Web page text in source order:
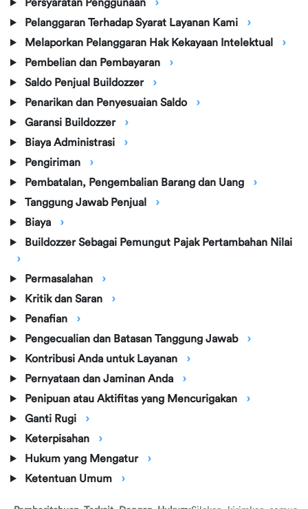
Persyaratan Penggunaan
Pelanggaran Terhadap Syarat Layanan Kami
Melaporkan Pelanggaran Hak Kekayaan Intelektual
Pembelian dan Pembayaran
Saldo Penjual Buildozzer
Penarikan dan Penyesuaian Saldo
Garansi Buildozzer
Biaya Administrasi
Pengiriman
Pembatalan, Pengembalian Barang dan Uang
Tanggung Jawab Penjual
Biaya
Buildozzer Sebagai Pemungut Pajak Pertambahan Nilai
Permasalahan
Kritik dan Saran
Penafian
Pengecualian dan Batasan Tanggung Jawab
Kontribusi Anda untuk Layanan
Pernyataan dan Jaminan Anda
Penipuan atau Aktifitas yang Mencurigakan
Ganti Rugi
Keterpisahan
Hukum yang Mengatur
Ketentuan Umum